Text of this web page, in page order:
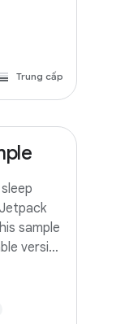
Trung cấp
sample
version
clone